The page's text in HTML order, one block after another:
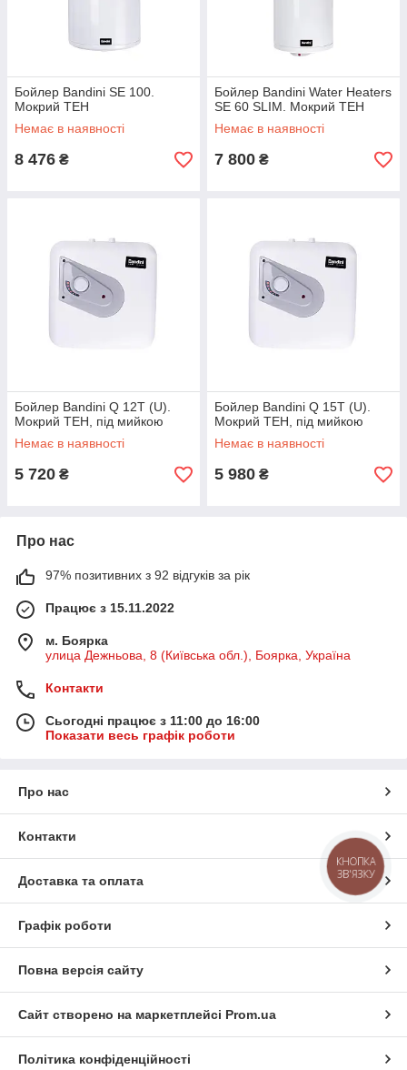
Бойлер Bandini SE 100.
Мокрий ТЕН
Немає в наявності
8 476 ₴
Бойлер Bandini Water Heaters
SE 60 SLIM. Мокрий ТЕН
Немає в наявності
7 800 ₴
Бойлер Bandini Q 12T (U).
Мокрий ТЕН, під мийкою
Немає в наявності
5 720 ₴
Бойлер Bandini Q 15T (U).
Мокрий ТЕН, під мийкою
Немає в наявності
5 980 ₴
Про нас
97% позитивних з 92 відгуків за рік
Працює з 15.11.2022
м. Боярка
улица Дежньова, 8 (Київська обл.), Боярка, Україна
Контакти
Сьогодні працює з 11:00 до 16:00
Показати весь графік роботи
Про нас
Контакти
Доставка та оплата
Графік роботи
Повна версія сайту
Сайт створено на маркетплейсі Prom.ua
Політика конфіденційності
КНОПКА
ЗВ'ЯЗКУ